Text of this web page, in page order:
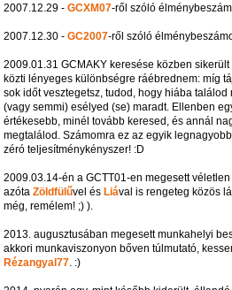
2007.12.29 -GCXM07-ről szóló
2007.12.30 -GC2007-ről szóló
2009.01.31 GCMAKY keresése közben
közti lényeges különbségre ráébrednem: míg
sok időt vesztegetsz, tudod, hogy hiába
(vagy semmi) esélyed (se) maradt. Ellenben
értékesebb, minél tovább keresed, és annál
megtalálod. Számomra ez az egyik
zéró teljesítménykényszer! :D
2009.03.14-én a GCTT01-en megesett
azótaZöldfülűvel és Liával is rengeteg közös
még, remélem! ;) ).
2013. augusztusában megesett munkahelyi
akkori munkaviszonyon bőven túlmutató,
Rézangyal77. :)